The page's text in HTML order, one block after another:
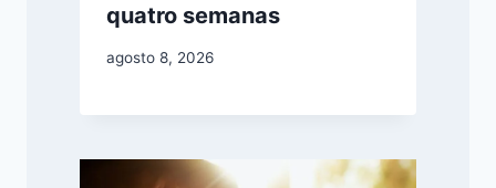
quatro semanas
agosto 8, 2026